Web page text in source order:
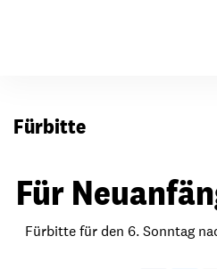
Fürbitte
Für
Fürbitte für den 6. Sonntag